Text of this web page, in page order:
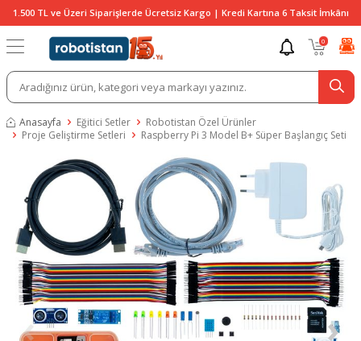
1.500 TL ve Üzeri Siparişlerde Ücretsiz Kargo | Kredi Kartına 6 Taksit İmkânı
0
Anasayfa Eğitici Setler
Robotistan Özel Ürünler
Proje Geliştirme Setleri
Raspberry Pi 3 Model B+ Süper Başlangıç Seti